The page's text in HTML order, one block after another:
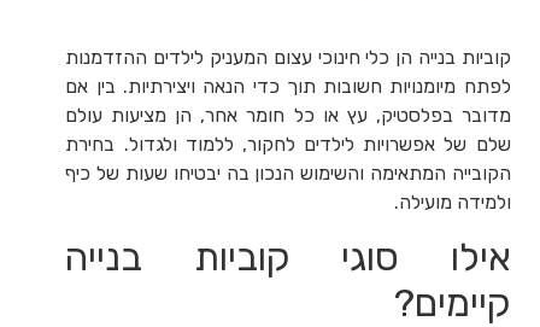
קוביות בנייה הן כלי חינוכי עצום המעניק לילדים ההזדמנות
לפתח מיומנויות חשובות תוך כדי הנאה ויצירתיות. בין אם
מדובר בפלסטיק, עץ או כל חומר אחר, הן מציעות עולם
שלם של אפשרויות לילדים לחקור, ללמוד ולגדול. בחירת
הקובייה המתאימה והשימוש הנכון בה יבטיחו שעות של כיף
ולמידה מועילה.
אילו סוגי קוביות בנייה
קיימים?